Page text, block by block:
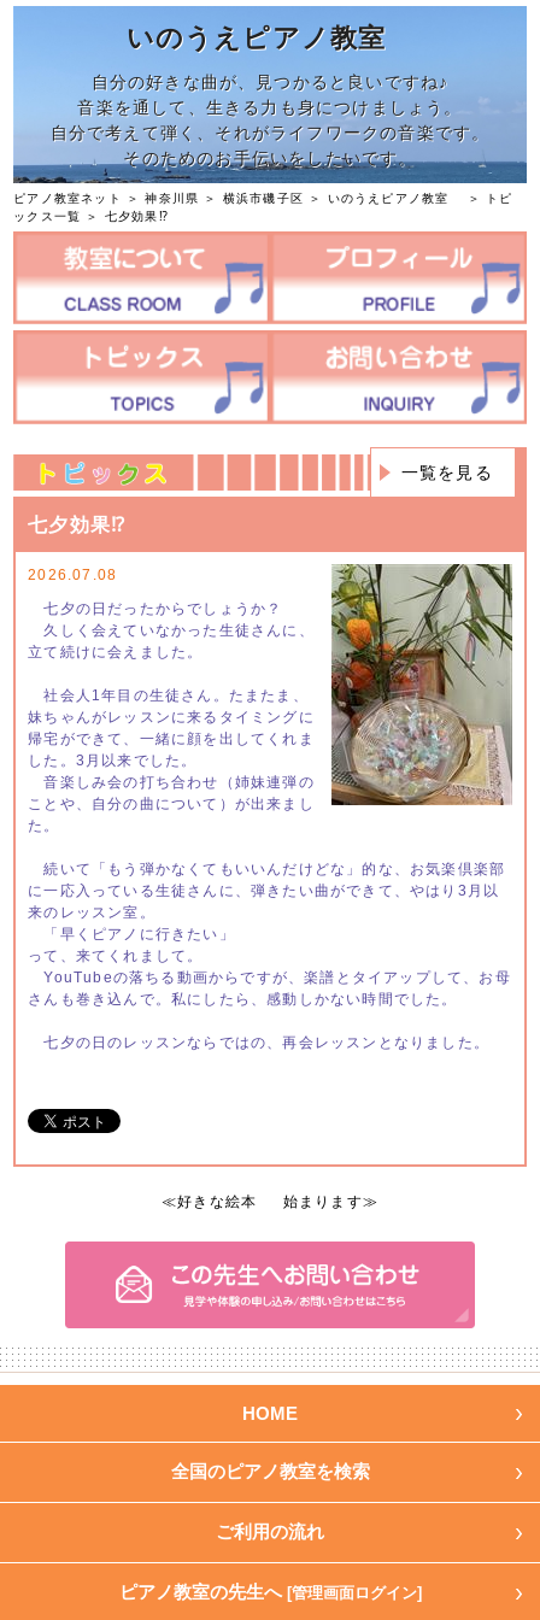
いのうえピアノ教室
自分の好きな曲が、見つかると良いですね♪
音楽を通して、生きる力も身につけましょう。
自分で考えて弾く、それがライフワークの音楽です。
そのためのお手伝いをしたいです。
ピアノ教室ネット ＞神奈川県 ＞ 横浜市磯子区 ＞ いのうえピアノ教室 ＞
トピ
ックス一覧
＞ 七夕効果⁉︎
一覧を見る
七夕効果⁉︎
2026.07.08
七夕の日だったからでしょうか？
久しく会えていなかった生徒さんに、
立て続けに会えました。
社会人1年目の生徒さん。たまたま、
妹ちゃんがレッスンに来るタイミングに
帰宅ができて、一緒に顔を出してくれま
した。3月以来でした。
音楽しみ会の打ち合わせ（姉妹連弾の
ことや、自分の曲について）が出来まし
た。
続いて「もう弾かなくてもいいんだけどな」的な、お気楽倶楽部
に一応入っている生徒さんに、弾きたい曲ができて、やはり3月以
来のレッスン室。
「早くピアノに行きたい」
って、来てくれまして。
YouTubeの落ちる動画からですが、楽譜とタイアップして、お母
さんも巻き込んで。私にしたら、感動しかない時間でした。
七夕の日のレッスンならではの、再会レッスンとなりました。
≪好きな絵本 始まります≫
HOME
全国のピアノ教室を検索
ご利用の流れ
ピアノ教室の先生へ [管理画面ログイン]